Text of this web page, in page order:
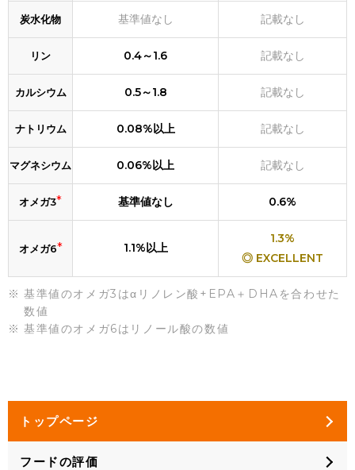
炭水化物 基準値なし 記載なし
リン 0.4～1.6 記載なし
カルシウム 0.5～1.8 記載なし
ナトリウム 0.08%以上 記載なし
マグネシウム 0.06%以上 記載なし
オメガ3* 基準値なし 0.6%
オメガ6* 1.1%以上
1.3%
◎ EXCELLENT
基準値のオメガ3はαリノレン酸+EPA＋DHAを合わせた
数値
基準値のオメガ6はリノール酸の数値
トップページ
フードの評価